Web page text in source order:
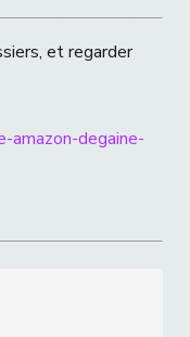
et regarder
degaine-